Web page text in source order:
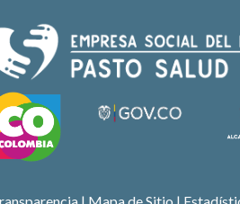
| Mapa de Sitio |